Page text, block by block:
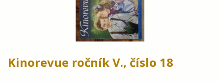
Kinorevue ročník V., číslo 18